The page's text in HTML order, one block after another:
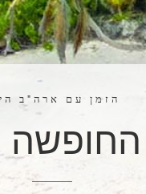
הזמן עם ארה"ב